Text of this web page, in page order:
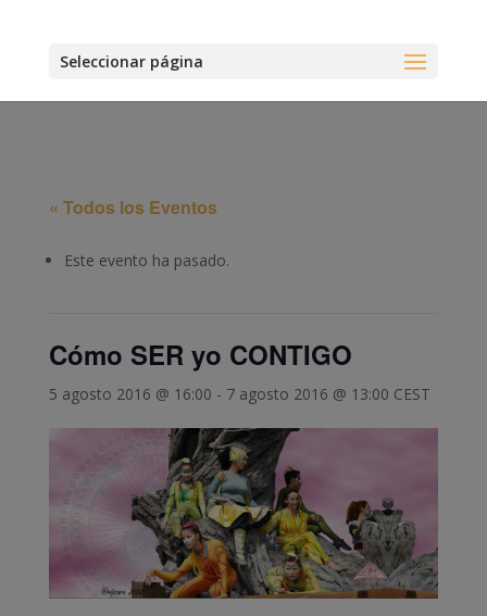
Seleccionar página
« Todos los Eventos
Este evento ha pasado.
Cómo SER yo CONTIGO
5 agosto 2016 @ 16:00 - 7 agosto 2016 @ 13:00 CEST